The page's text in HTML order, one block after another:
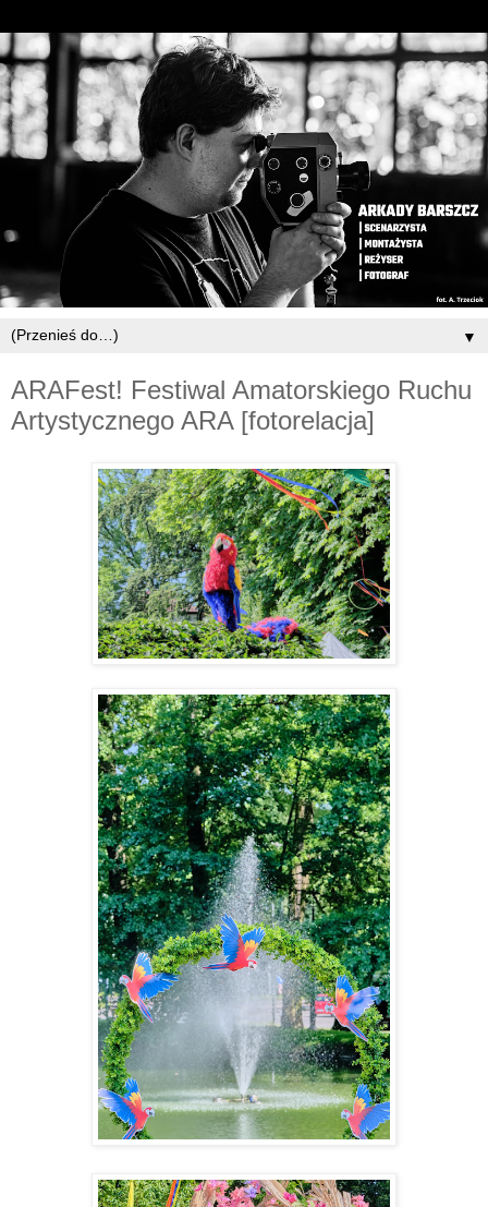
▼
ARAFest! Festiwal Amatorskiego Ruchu
Artystycznego ARA [fotorelacja]